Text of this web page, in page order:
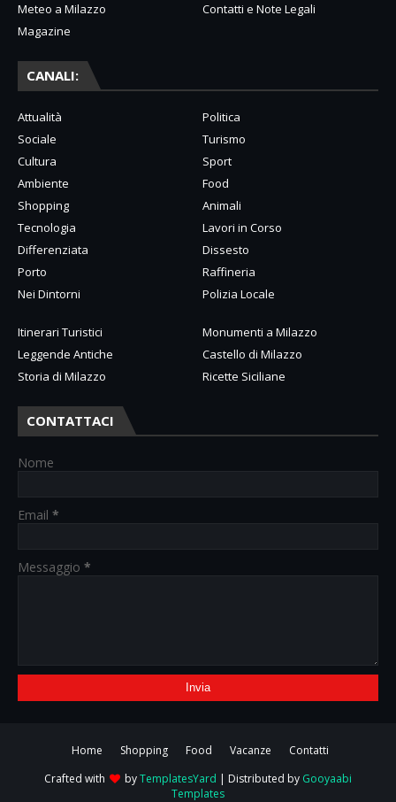
Meteo a Milazzo
Contatti e Note Legali
Magazine
CANALI:
Attualità
Politica
Sociale
Turismo
Cultura
Sport
Ambiente
Food
Shopping
Animali
Tecnologia
Lavori in Corso
Differenziata
Dissesto
Porto
Raffineria
Nei Dintorni
Polizia Locale
Itinerari Turistici
Monumenti a Milazzo
Leggende Antiche
Castello di Milazzo
Storia di Milazzo
Ricette Siciliane
CONTATTACI
Nome
Email *
Messaggio *
Home Shopping Food Vacanze
Contatti
Crafted with
byTemplatesYard | Distributed by Gooyaabi
Templates